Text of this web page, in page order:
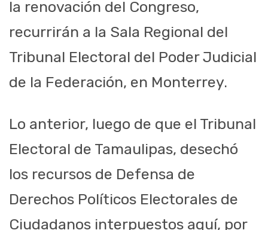
la renovación del Congreso,
recurrirán a la Sala Regional del
Tribunal Electoral del Poder Judicial
de la Federación, en Monterrey.
Lo anterior, luego de que el Tribunal
Electoral de Tamaulipas, desechó
los recursos de Defensa de
Derechos Políticos Electorales de
Ciudadanos interpuestos aquí, por